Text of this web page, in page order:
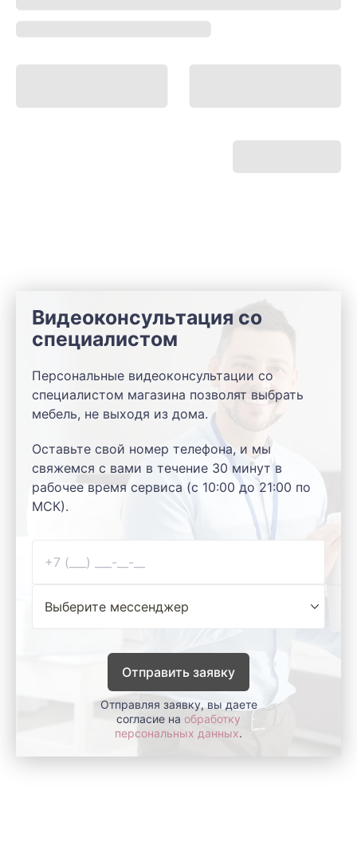
Видеоконсультация со
специалистом
Персональные видеоконсультации со
специалистом магазина позволят выбрать
мебель, не выходя из дома.
Оставьте свой номер телефона, и мы
свяжемся с вами в течение 30 минут в
рабочее время сервиса (с 10:00 до 21:00 по
МСК).
Отправить заявку
Отправляя заявку, вы даете
согласие на обработку
персональных данных.